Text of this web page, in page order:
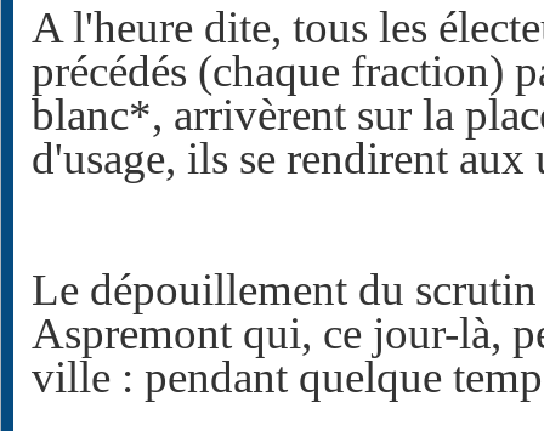
A l'heure dite, tous les
précédés (chaque fraction)
blanc*, arrivèrent sur la
d'usage, ils se rendirent aux
Le dépouillement du
Aspremont qui, ce jour-là,
ville : pendant quelque